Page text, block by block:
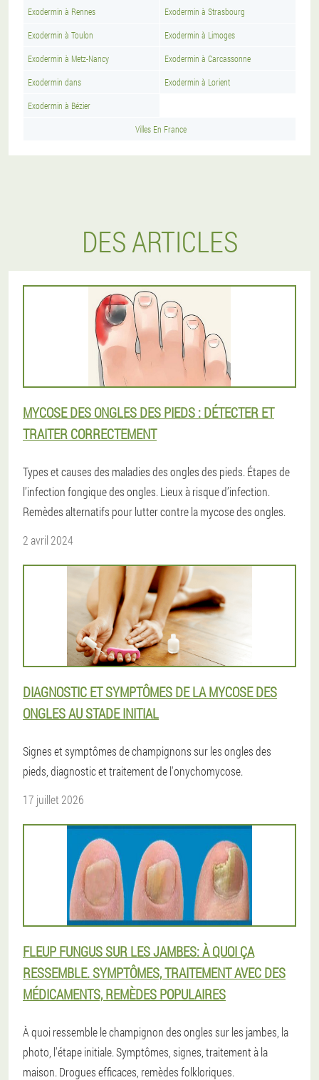
Exodermin à Rennes Exodermin à Strasbourg
Exodermin à Toulon Exodermin à Limoges
Exodermin à Metz-Nancy Exodermin à Carcassonne
Exodermin dans Exodermin à Lorient
Exodermin à Bézier
Villes En France
DES ARTICLES
MYCOSE DES ONGLES DES PIEDS : DÉTECTER ET
TRAITER CORRECTEMENT
Types et causes des maladies des ongles des pieds. Étapes de
l’infection fongique des ongles. Lieux à risque d’infection.
Remèdes alternatifs pour lutter contre la mycose des ongles.
2 avril 2024
DIAGNOSTIC ET SYMPTÔMES DE LA MYCOSE DES
ONGLES AU STADE INITIAL
Signes et symptômes de champignons sur les ongles des
pieds, diagnostic et traitement de l'onychomycose.
17 juillet 2026
FLEUP FUNGUS SUR LES JAMBES: À QUOI ÇA
RESSEMBLE. SYMPTÔMES, TRAITEMENT AVEC DES
MÉDICAMENTS, REMÈDES POPULAIRES
À quoi ressemble le champignon des ongles sur les jambes, la
photo, l'étape initiale. Symptômes, signes, traitement à la
maison. Drogues efficaces, remèdes folkloriques.